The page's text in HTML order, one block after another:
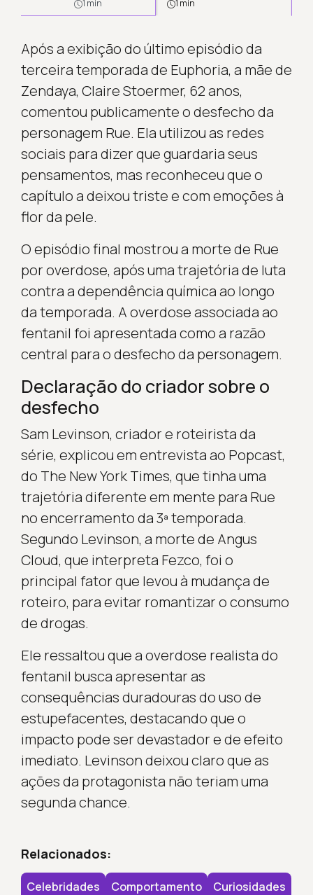
1 min 1 min
Após a exibição do último episódio da
terceira temporada de Euphoria, a mãe de
Zendaya, Claire Stoermer, 62 anos,
comentou publicamente o desfecho da
personagem Rue. Ela utilizou as redes
sociais para dizer que guardaria seus
pensamentos, mas reconheceu que o
capítulo a deixou triste e com emoções à
flor da pele.
O episódio final mostrou a morte de Rue
por overdose, após uma trajetória de luta
contra a dependência química ao longo
da temporada. A overdose associada ao
fentanil foi apresentada como a razão
central para o desfecho da personagem.
Declaração do criador sobre o
desfecho
Sam Levinson, criador e roteirista da
série, explicou em entrevista ao Popcast,
do The New York Times, que tinha uma
trajetória diferente em mente para Rue
no encerramento da 3ª temporada.
Segundo Levinson, a morte de Angus
Cloud, que interpreta Fezco, foi o
principal fator que levou à mudança de
roteiro, para evitar romantizar o consumo
de drogas.
Ele ressaltou que a overdose realista do
fentanil busca apresentar as
consequências duradouras do uso de
estupefacentes, destacando que o
impacto pode ser devastador e de efeito
imediato. Levinson deixou claro que as
ações da protagonista não teriam uma
segunda chance.
Relacionados:
Celebridades Comportamento Curiosidades